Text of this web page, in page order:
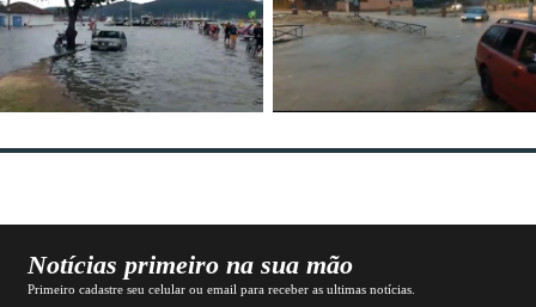
Notícias primeiro na sua mão
Primeiro cadastre seu celular ou email para receber as ultimas notícias.